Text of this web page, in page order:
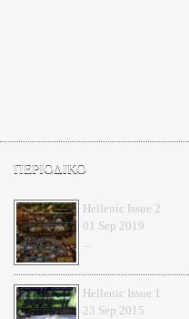
ΠΕΡΙΟΔΙΚΟ
Hellenic Issue 2
01 Sep 2019
...
Hellenic Issue 1
23 Sep 2015